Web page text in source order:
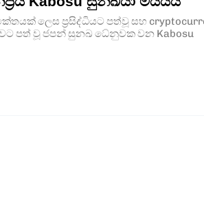
ලෙස ප්‍රසිද්ධියට පත්වූ සහ
පත් වූ ජපන් සුනඛ ධේනුවක වන Kabosu